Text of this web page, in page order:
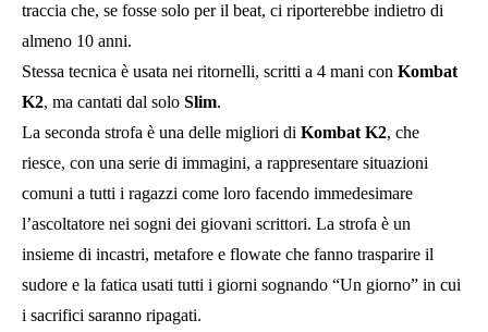
traccia che, se fosse solo per il beat, ci riporterebbe indietro di
almeno 10 anni.
Stessa tecnica è usata nei ritornelli, scritti a 4 mani con Kombat
K2, ma cantati dal solo Slim.
La seconda strofa è una delle migliori di Kombat K2, che
riesce, con una serie di immagini, a rappresentare situazioni
comuni a tutti i ragazzi come loro facendo immedesimare
l’ascoltatore nei sogni dei giovani scrittori. La strofa è un
insieme di incastri, metafore e flowate che fanno trasparire il
sudore e la fatica usati tutti i giorni sognando “Un giorno” in cui
i sacrifici saranno ripagati.